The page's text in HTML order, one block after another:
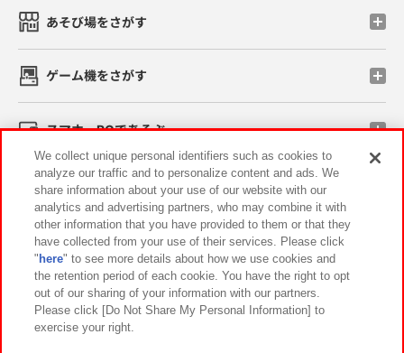
あそび場をさがす
ゲーム機をさがす
スマホ・PCであそぶ
イベント・キャンペーン
関連会社 サステナビリティ サイトポリシー
プライバシーポリシー ウェブアクセシビリティ方針と検証結果
お取引先さまとともに
We collect unique personal identifiers such as cookies to
analyze our traffic and to personalize content and ads. We
share information about your use of our website with our
analytics and advertising partners, who may combine it with
other information that you have provided to them or that they
have collected from your use of their services. Please click
" here" to see more details about how we use cookies and
the retention period of each cookie. You have the right to opt
out of our sharing of your information with our partners.
Please click [Do Not Share My Personal Information] to
exercise your right.